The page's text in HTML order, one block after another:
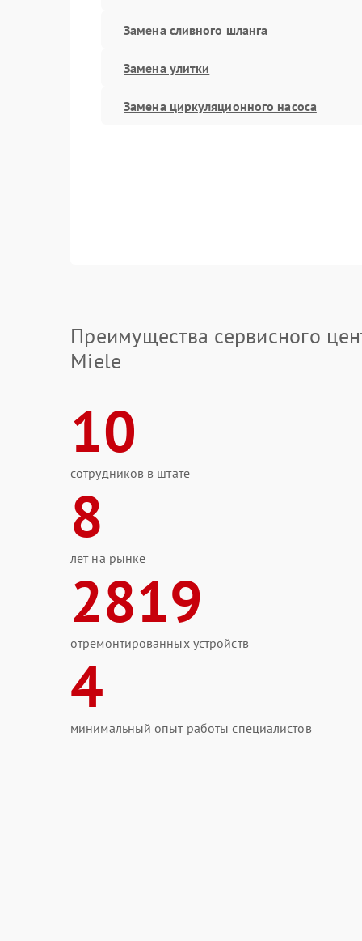
Замена сливного шланга
Замена улитки
Замена циркуляционного насоса
Преимущества сервисного
Miele
10
сотрудников в штате
8
лет на рынке
2819
отремонтированных устройств
4
минимальный опыт работы специалистов